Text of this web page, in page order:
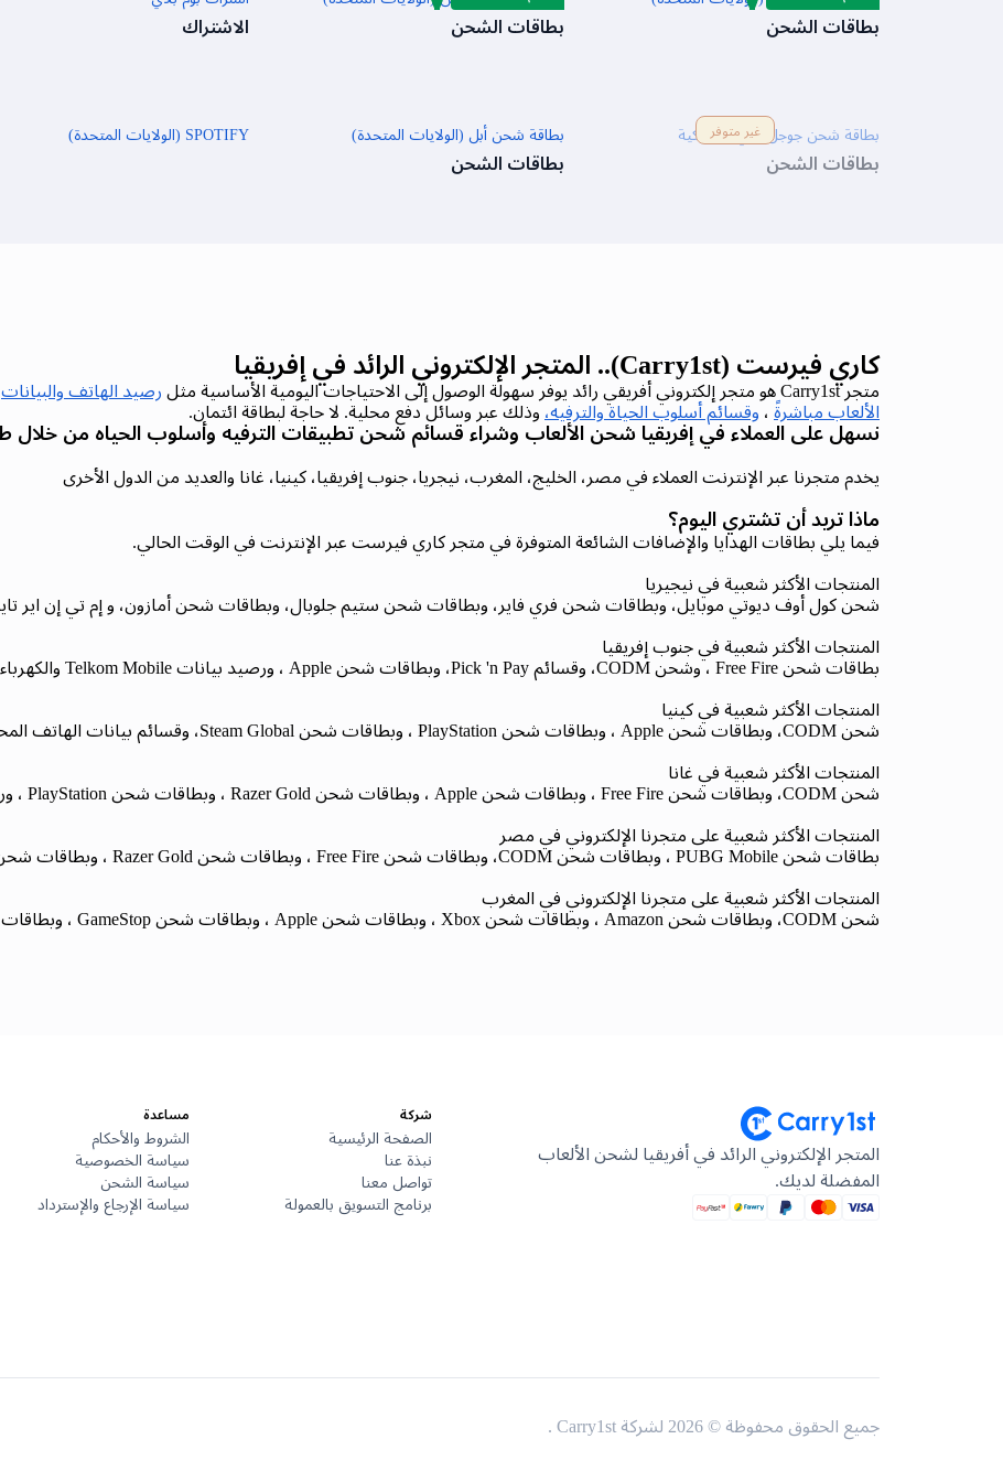
بطاقات الشحن بطاقات الشحن الاشتراك
بطاقة شحن جوجل بلاي الامريكية
بطاقات الشحن
غير متوفر بطاقة شحن أبل (الولايات المتحدة)
بطاقات الشحن
SPOTIFY (الولايات المتحدة)
كاري فيرست (Carry1st).. المتجر الإلكتروني الرائد في إفريقيا
متجر Carry1st هو متجر إلكتروني أفريقي رائد يوفر سهولة الوصول إلى الاحتياجات اليومية الأساسية مثل رصيد الهاتف والبيانات
الألعاب مباشرةً ، وقسائم أسلوب الحياة والترفيه، وذلك عبر وسائل دفع محلية. لا حاجة لبطاقة ائتمان.
نسهل على العملاء في إفريقيا شحن الألعاب وشراء قسائم شحن تطبيقات الترفيه وأسلوب الحياه من خلال
يخدم متجرنا عبر الإنترنت العملاء في مصر، الخليج، المغرب، نيجريا، جنوب إفريقيا، كينيا، غانا والعديد من الدول الأخرى
ماذا تريد أن تشتري اليوم؟
فيما يلي بطاقات الهدايا والإضافات الشائعة المتوفرة في متجر كاري فيرست عبر الإنترنت في الوقت الحالي.
المنتجات الأكثر شعبية في نيجيريا
شحن كول أوف ديوتي موبايل، وبطاقات شحن فري فاير، وبطاقات شحن ستيم جلوبال، وبطاقات شحن أمازون، و إم تي إن اير
المنتجات الأكثر شعبية في جنوب إفريقيا
بطاقات شحن Free Fire ، وشحن CODM، وقسائم Pick 'n Pay، وبطاقات شحن Apple ، ورصيد بيانات Telkom Mobile والكهرباء المدفوعة مسبقًا.
المنتجات الأكثر شعبية في كينيا
شحن CODM، وبطاقات شحن Apple ، وبطاقات شحن PlayStation ، وبطاقات شحن Steam Global، وقسائم بيانات الهاتف المحمول وSafaricom، وبطاقات شحن Free Fire .
المنتجات الأكثر شعبية في غانا
شحن CODM، وبطاقات شحن Free Fire ، وبطاقات شحن Apple ، وبطاقات شحن Razer Gold ، وبطاقات شحن PlayStation ، ورصيد بيانات MTN.
المنتجات الأكثر شعبية على متجرنا الإلكتروني في مصر
بطاقات شحن PUBG Mobile ، وبطاقات شحن CODM، وبطاقات شحن Free Fire ، وبطاقات شحن Razer Gold ، وبطاقات شحن Apple ، وبطاقات شحن Steam Global.
المنتجات الأكثر شعبية على متجرنا الإلكتروني في المغرب
شحن CODM، وبطاقات شحن Amazon ، وبطاقات شحن Xbox ، وبطاقات شحن Apple ، وبطاقات شحن GameStop ، وبطاقات شحن Google Play، وبطاقات شحن Twitch .
المتجر الإلكتروني الرائد في أفريقيا لشحن الألعاب
المفضلة لديك.
شركة
الصفحة الرئيسية
نبذة عنا
تواصل معنا
برنامج التسويق بالعمولة
مساعدة
الشروط والأحكام
سياسة الخصوصية
سياسة الشحن
سياسة الإرجاع والإسترداد
جميع الحقوق محفوظة © 2026 لشركة Carry1st .